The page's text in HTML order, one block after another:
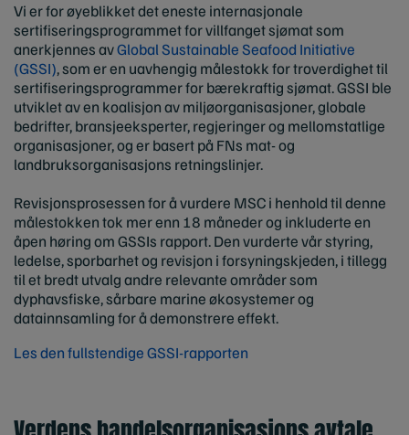
Vi er for øyeblikket det eneste internasjonale
sertifiseringsprogrammet for villfanget sjømat som
anerkjennes avGlobal Sustainable Seafood Initiative
(GSSI), som er en uavhengig målestokk for troverdighet til
sertifiseringsprogrammer for bærekraftig sjømat. GSSI ble
utviklet av en koalisjon av miljøorganisasjoner, globale
bedrifter, bransjeeksperter, regjeringer og mellomstatlige
organisasjoner, og er basert på FNs mat- og
landbruksorganisasjons retningslinjer.
Revisjonsprosessen for å vurdere MSC i henhold til denne
målestokken tok mer enn 18 måneder og inkluderte en
åpen høring om GSSIs rapport. Den vurderte vår styring,
ledelse, sporbarhet og revisjon i forsyningskjeden, i tillegg
til et bredt utvalg andre relevante områder som
dyphavsfiske, sårbare marine økosystemer og
datainnsamling for å demonstrere effekt.
Les den fullstendige GSSI-rapporten